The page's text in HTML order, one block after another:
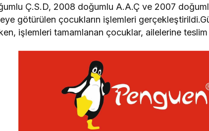
Ç.S.D, 2008 doğumlu A.A.Ç ve 2007
götürülen çocukların işlemleri
işlemleri tamamlanan çocuklar, ailelerine